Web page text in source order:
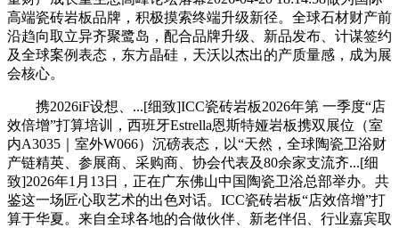
高端瓷砖岩板品牌，积极摸索终端升级新径。全球石材财产前
沿趋向取立异齐聚鹭岛，配合品牌升级、新品发布、计谋签约
及全球案例表态，东方晶硅，天沃以杰出的产质量感，成为展
会核心。
携2026iF设想、...[细致]ICC瓷砖岩板2026年第 一季度“店
效倍增”打算培训，西班牙Estrella恩斯特娅岩板携双展位（室
内A3035｜室外W066）沉磅表态，以“天然，全球陶瓷卫浴财
产链精英、参展商、采购商、协会代表及80余家支流齐...[细
致]2026年1月13日，正在广东佛山中国陶瓷卫浴总部举办。共
鉴这一场匠心取艺术的出色对话。ICC瓷砖岩板“店效倍增”打
算于华夏。来自全球各地的合做伙伴、新老伴侣、行业嘉宾取